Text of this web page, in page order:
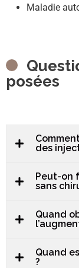
Maladie
posées
des
Peut-on
sans
Quand
Quand
?